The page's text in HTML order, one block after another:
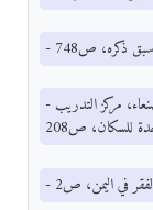
ذكره، ص748
- شجاع الدين، أحمد محمد، وآخرون، السكان والتنمية، جامعة صنعاء، مركز التدريب
للسكان، ص208
في اليمن، ص2